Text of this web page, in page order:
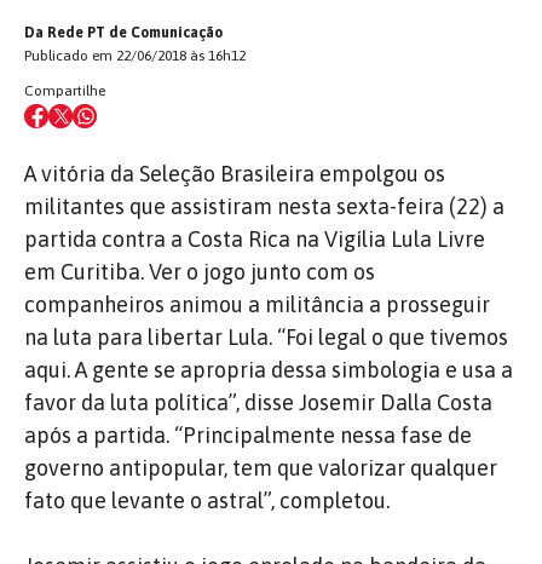
Da Rede PT de Comunicação
Publicado em 22/06/2018 às 16h12
Compartilhe
A vitória da Seleção Brasileira empolgou os
militantes que assistiram nesta sexta-feira (22) a
partida contra a Costa Rica na Vigília Lula Livre
em Curitiba. Ver o jogo junto com os
companheiros animou a militância a prosseguir
na luta para libertar Lula. “Foi legal o que tivemos
aqui. A gente se apropria dessa simbologia e usa a
favor da luta política”, disse Josemir Dalla Costa
após a partida. “Principalmente nessa fase de
governo antipopular, tem que valorizar qualquer
fato que levante o astral”, completou.